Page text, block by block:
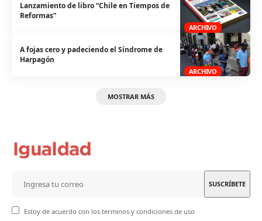
ARCHIVO
Lanzamiento de libro “Chile en Tiempos de
Reformas”
ARCHIVO
A fojas cero y padeciendo el Síndrome de
Harpagón
MOSTRAR MÁS
Estoy de acuerdo con los terminos y condiciones de uso